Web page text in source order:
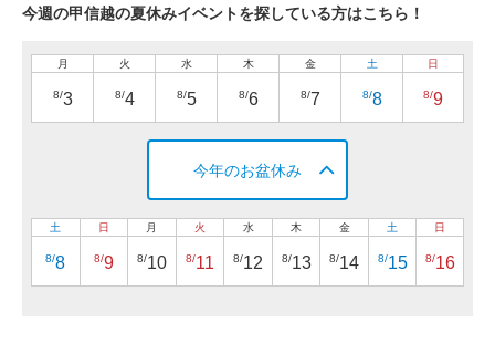
今週の甲信越の夏休みイベントを探している方はこちら！
月
8/3
火
8/4
水
8/5
木
8/6
金
8/7
土
8/8
日
8/9
今年のお盆休み
土
8/8
日
8/9
月
8/10
火
8/11
水
8/12
木
8/13
金
8/14
土
8/15
日
8/16